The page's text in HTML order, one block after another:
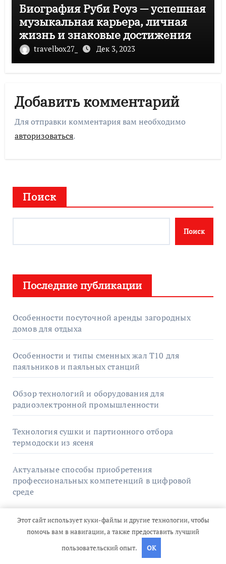
Биография Руби Роуз — успешная
музыкальная карьера, личная
жизнь и знаковые достижения
travelbox27_ Дек 3, 2023
Добавить комментарий
Для отправки комментария вам необходимо
авторизоваться.
Поиск
Поиск
Последние публикации
Особенности посуточной аренды загородных
домов для отдыха
Особенности и типы сменных жал T10 для
паяльников и паяльных станций
Обзор технологий и оборудования для
радиоэлектронной промышленности
Технология сушки и партионного отбора
термодоски из ясеня
Актуальные способы приобретения
профессиональных компетенций в цифровой
среде
Архив
Этот сайт использует куки-файлы и другие технологии, чтобы
помочь вам в навигации, а также предоставить лучший
пользовательский опыт.
OK